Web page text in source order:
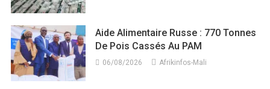
Aide Alimentaire Russe : 770 Tonnes
De Pois Cassés Au PAM
06/08/2026 Afrikinfos-Mali